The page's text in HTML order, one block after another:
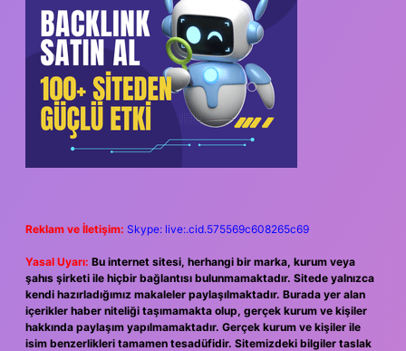
Reklam ve İletişim: Skype: live:.cid.575569c608265c69
Yasal Uyarı: Bu internet sitesi, herhangi bir marka, kurum veya
şahıs şirketi ile hiçbir bağlantısı bulunmamaktadır. Sitede yalnızca
kendi hazırladığımız makaleler paylaşılmaktadır. Burada yer alan
içerikler haber niteliği taşımamakta olup, gerçek kurum ve kişiler
hakkında paylaşım yapılmamaktadır. Gerçek kurum ve kişiler ile
isim benzerlikleri tamamen tesadüfidir. Sitemizdeki bilgiler taslak